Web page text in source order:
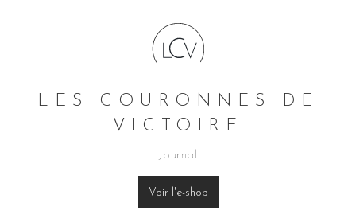
LES COURONNES DE
VICTOIRE
Journal
Voir l'e-shop